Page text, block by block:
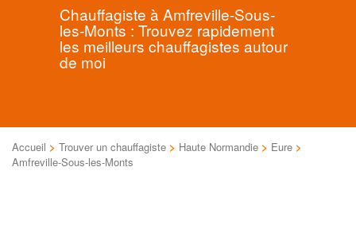
Chauffagiste à Amfreville-Sous-
les-Monts : Trouvez rapidement
les meilleurs chauffagistes autour
de moi
Accueil > Trouver un chauffagiste > Haute Normandie > Eure >
Amfreville-Sous-les-Monts